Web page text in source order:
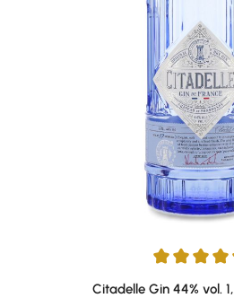
Average rating of 5 out of 5 stars
Citadelle Gin 44% vol.